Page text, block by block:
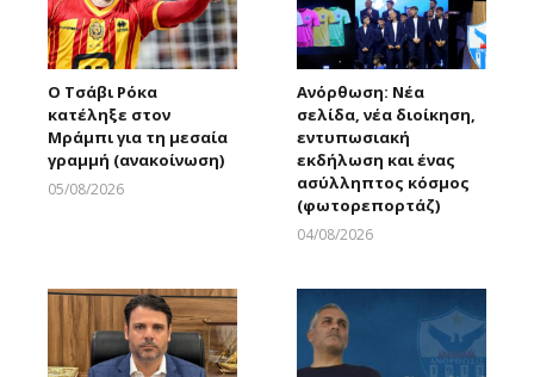
Ο Τσάβι Ρόκα
κατέληξε στον
Μράμπι για τη μεσαία
γραμμή (ανακοίνωση)
05/08/2026
Ανόρθωση: Νέα
σελίδα, νέα διοίκηση,
εντυπωσιακή
εκδήλωση και ένας
ασύλληπτος κόσμος
(φωτορεπορτάζ)
04/08/2026